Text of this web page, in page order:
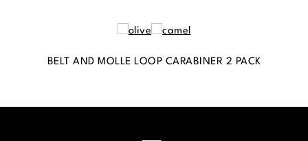
BELT AND MOLLE LOOP CARABINER 2 PACK